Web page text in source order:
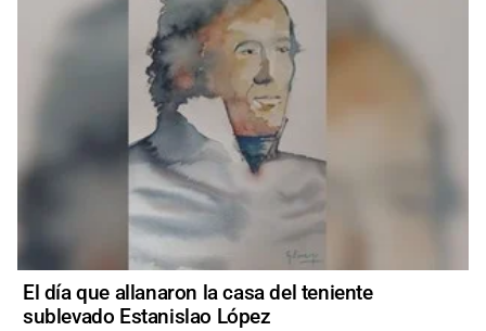
El día que allanaron la casa del teniente
sublevado Estanislao López